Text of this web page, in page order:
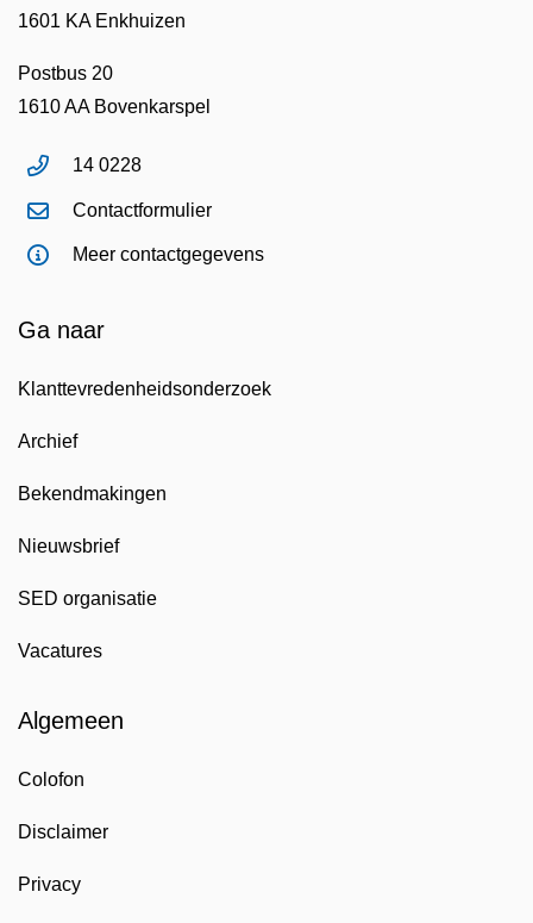
1601 KA Enkhuizen
Postbus 20
1610 AA Bovenkarspel
14 0228
Contactformulier
Meer contactgegevens
Ga naar
Klanttevredenheidsonderzoek
Archief
Bekendmakingen
Nieuwsbrief
SED organisatie
Vacatures
Algemeen
Colofon
Disclaimer
Privacy